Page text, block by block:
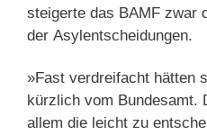
steigerte das BAMF zwar
der Asylentscheidungen.
»Fast verdreifacht hätten
kürzlich vom Bundesamt.
allem die leicht zu